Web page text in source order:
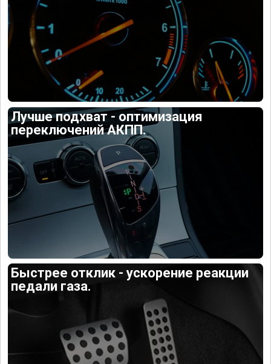
Лучше подхват - оптимизация
переключений АКПП.
Быстрее отклик - ускорение реакции
педали газа.